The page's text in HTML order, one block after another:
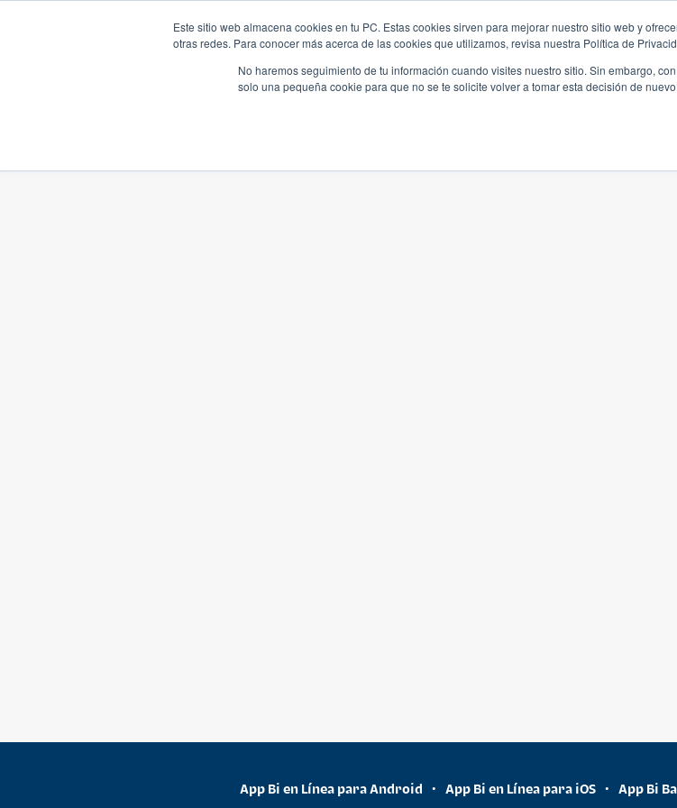
Este sitio web almacena cookies en tu PC. Estas cookies sirven para mejorar nuestro sitio web y
otras redes. Para conocer más acerca de las cookies que utilizamos, revisa nuestra Política de
No haremos seguimiento de tu información cuando visites nuestro sitio. Sin embargo,
solo una pequeña cookie para que no se te solicite volver a tomar esta decisión de nuevo.
App Bi en Línea para Android • App Bi en Línea para iOS • App Bi